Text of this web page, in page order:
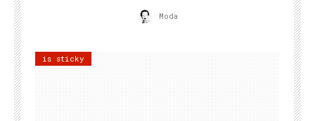
Moda
is sticky